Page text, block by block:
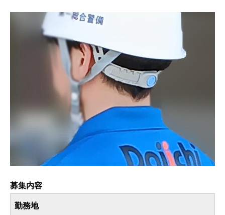
募集内容
勤務地